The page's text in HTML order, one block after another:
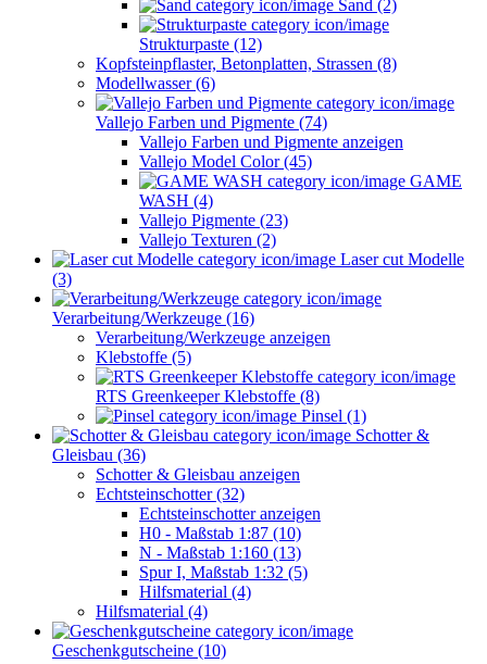
Sand (2)
Strukturpaste (12)
Kopfsteinpflaster, Betonplatten, Strassen (8)
Modellwasser (6)
Vallejo Farben und Pigmente (74)
Vallejo Farben und Pigmente anzeigen
Vallejo Model Color (45)
GAME
WASH (4)
Vallejo Pigmente (23)
Vallejo Texturen (2)
Laser cut Modelle
(3)
Verarbeitung/Werkzeuge (16)
Verarbeitung/Werkzeuge anzeigen
Klebstoffe (5)
RTS Greenkeeper Klebstoffe (8)
Pinsel (1)
Schotter &
Gleisbau (36)
Schotter & Gleisbau anzeigen
Echtsteinschotter (32)
Echtsteinschotter anzeigen
H0 - Maßstab 1:87 (10)
N - Maßstab 1:160 (13)
Spur I, Maßstab 1:32 (5)
Hilfsmaterial (4)
Hilfsmaterial (4)
Geschenkgutscheine (10)